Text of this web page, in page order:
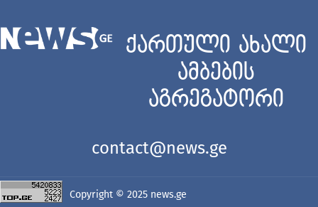
ქართული ახალი
ამბების
აგრეგატორი
contact@news.ge
Copyright © 2025 news.ge